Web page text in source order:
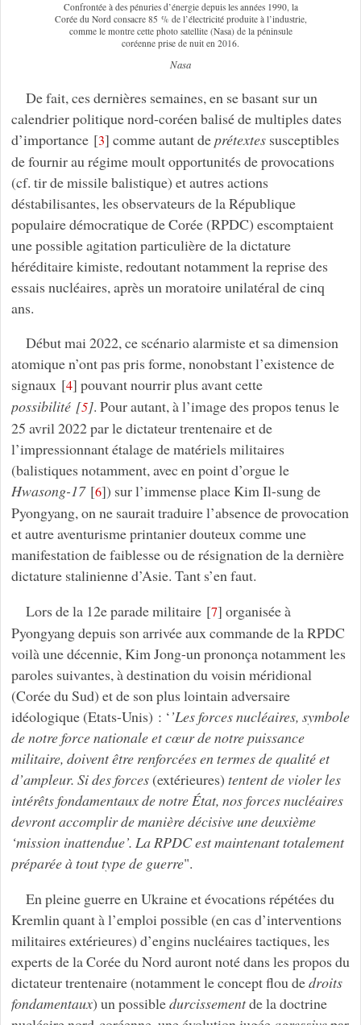
Confrontée à des pénuries d’énergie depuis les années 1990, la
Corée du Nord consacre 85 % de l’électricité produite à l’industrie,
comme le montre cette photo satellite (Nasa) de la péninsule
coréenne prise de nuit en 2016.
Nasa
De fait, ces dernières semaines, en se basant sur un
calendrier politique nord-coréen balisé de multiples dates
d’importance[3] comme autant deprétextessusceptibles
de fournir au régime moult opportunités de provocations
(cf. tir de missile balistique) et autres actions
déstabilisantes, les observateurs de la République
populaire démocratique de Corée (RPDC) escomptaient
une possible agitation particulière de la dictature
héréditaire kimiste, redoutant notamment la reprise des
essais nucléaires, après un moratoire unilatéral de cinq
ans.
Début mai 2022, ce scénario alarmiste et sa dimension
atomique n’ont pas pris forme, nonobstant l’existence de
signaux[4] pouvant nourrir plus avant cette
possibilité[5]. Pour autant, à l’image des propos tenus le
25 avril 2022 par le dictateur trentenaire et de
l’impressionnant étalage de matériels militaires
(balistiques notamment, avec en point d’orgue le
Hwasong-17[6]) sur l’immense place Kim Il-sung de
Pyongyang, on ne saurait traduire l’absence de provocation
et autre aventurisme printanier douteux comme une
manifestation de faiblesse ou de résignation de la dernière
dictature stalinienne d’Asie. Tant s’en faut.
Lors de la 12e parade militaire[7] organisée à
Pyongyang depuis son arrivée aux commande de la RPDC
voilà une décennie, Kim Jong-un prononça notamment les
paroles suivantes, à destination du voisin méridional
(Corée du Sud) et de son plus lointain adversaire
idéologique (Etats-Unis) : ‘’Les forces nucléaires, symbole
de notre force nationale et cœur de notre puissance
militaire, doivent être renforcées en termes de qualité et
d’ampleur. Si des forces (extérieures) tentent de violer les
intérêts fondamentaux de notre État, nos forces nucléaires
devront accomplir de manière décisive une deuxième
‘mission inattendue’. La RPDC est maintenant totalement
préparée à tout type de guerre".
En pleine guerre en Ukraine et évocations répétées du
Kremlin quant à l’emploi possible (en cas d’interventions
militaires extérieures) d’engins nucléaires tactiques, les
experts de la Corée du Nord auront noté dans les propos du
dictateur trentenaire (notamment le concept flou dedroits
fondamentaux) un possibledurcissementde la doctrine